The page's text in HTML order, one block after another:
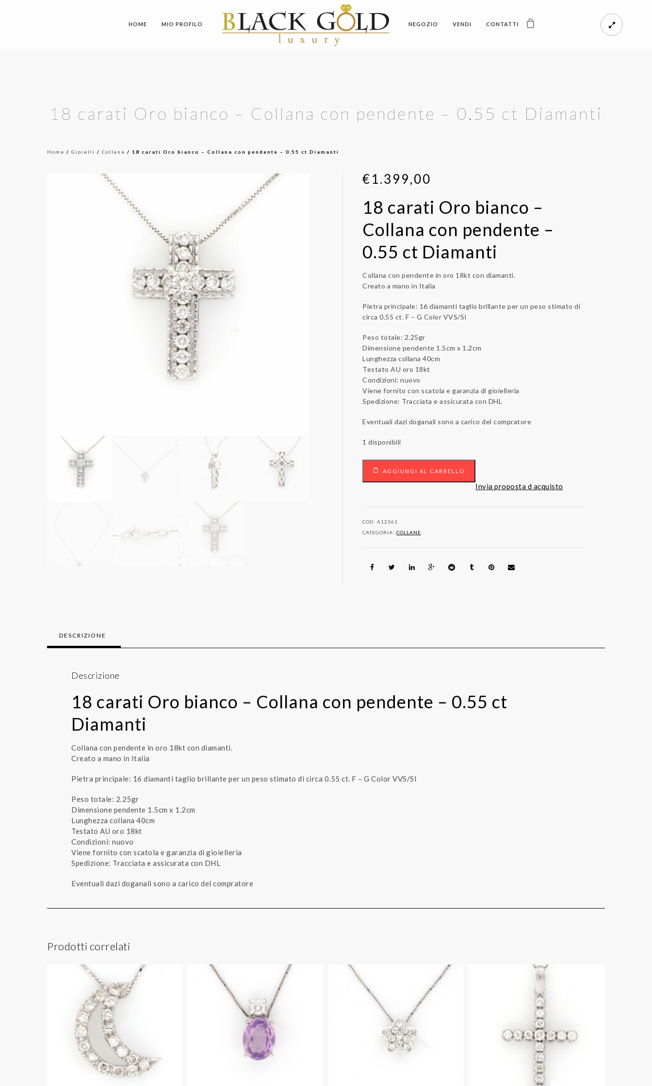
HOME MIO PROFILO NEGOZIO VENDI CONTATTI
18 carati Oro bianco – Collana con pendente – 0.55 ct Diamanti
Home / Gioielli / Collane / 18 carati Oro bianco – Collana con pendente – 0.55 ct Diamanti
€1.399,00
18 carati Oro bianco –
Collana con pendente –
0.55 ct Diamanti
Collana con pendente in oro 18kt con diamanti.
Creato a mano in Italia
Pietra principale: 16 diamanti taglio brillante per un peso stimato di
circa 0.55 ct. F – G Color VVS/SI
Peso totale: 2.25gr
Dimensione pendente 1.5cm x 1.2cm
Lunghezza collana 40cm
Testato AU oro 18kt
Condizioni: nuovo
Viene fornito con scatola e garanzia di gioielleria
Spedizione: Tracciata e assicurata con DHL
Eventuali dazi doganali sono a carico del compratore
1 disponibili
carati
AGGIUNGI AL CARRELLO
Invia proposta d acquisto
COD: A12361
CATEGORIA: COLLANE
DESCRIZIONE
Descrizione
18 carati Oro bianco – Collana con pendente – 0.55 ct
Diamanti
Collana con pendente in oro 18kt con diamanti.
Creato a mano in Italia
Pietra principale: 16 diamanti taglio brillante per un peso stimato di circa 0.55 ct. F – G Color VVS/SI
Peso totale: 2.25gr
Dimensione pendente 1.5cm x 1.2cm
Lunghezza collana 40cm
Testato AU oro 18kt
Condizioni: nuovo
Viene fornito con scatola e garanzia di gioielleria
Spedizione: Tracciata e assicurata con DHL
Eventuali dazi doganali sono a carico del compratore
Prodotti correlati